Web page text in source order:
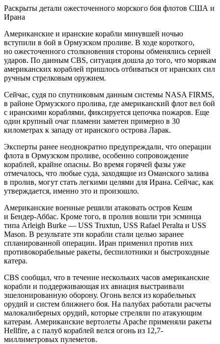
Раскрыты детали ожесточенного морского боя флотов США и
Ирана
Американские и иранские корабли минувшей ночью
вступили в бой в Ормузском проливе. В ходе короткого,
но ожесточенного столкновения стороны обменялись серией
ударов. По данным CBS, ситуация дошла до того, что морякам
американских кораблей пришлось отбиваться от иранских сил
ручным стрелковым оружием.
Сейчас, судя по спутниковым данным системы NASA FIRMS,
в районе Ормузского пролива, где американский флот вел бой
с иранскими кораблями, фиксируется цепочка пожаров. Еще
один крупный очаг пламени заметен примерно в 30
километрах к западу от иранского острова Ларак.
Эксперты ранее неоднократно предупреждали, что операции
флота в Ормузском проливе, особенно сопровождение
кораблей, крайне опасны. Во время горячей фазы уже
отмечалось, что любые суда, заходящие из Оманского залива
в пролив, могут стать легкими целями для Ирана. Сейчас, как
утверждается, именно это и произошло.
Американские военные решили атаковать остров Кешм
и Бендер-Аббас. Кроме того, в пролив вошли три эсминца
типа Arleigh Burke — USS Truxtun, USS Rafael Peralta и USS
Mason. В результате эти корабли стали целью заранее
спланированной операции. Иран применил против них
противокорабельные ракеты, беспилотники и быстроходные
катера.
CBS сообщал, что в течение нескольких часов американские
корабли и поддерживающая их авиация выстраивали
эшелонированную оборону. Огонь велся из корабельных
орудий и систем ближнего боя. На палубах работали расчеты
малокалиберных орудий, которые стреляли по атакующим
катерам. Американские вертолеты Apache применяли ракеты
Hellfire, а с палуб кораблей велся огонь из 12,7-
миллиметровых пулеметов.